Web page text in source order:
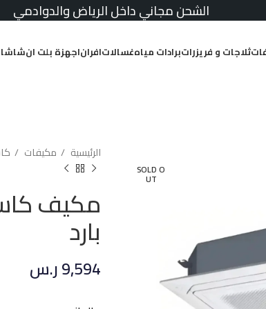
الشحن مجاني داخل الرياض والدوادمي
ثلاجات و فريزراتبرادات مياهغسالاتافراناجهزة بلت ان
SOLD O
UT
الرئيسية مكيفات
بارد
9,594ر.س